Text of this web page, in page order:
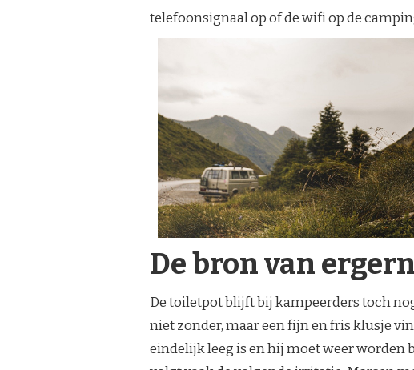
telefoonsignaal op of de wifi op de
De bron van
De toiletpot blijft bij kampeerders toch
niet zonder, maar een fijn en fris klusje
eindelijk leeg is en hij moet weer worden